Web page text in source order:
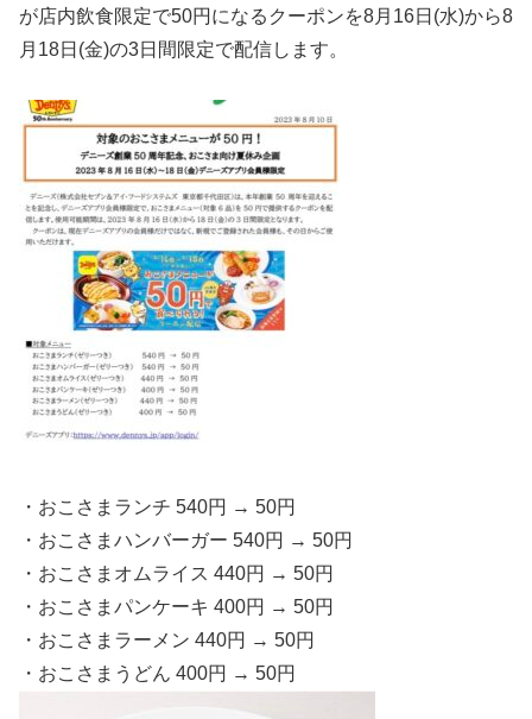
が店内飲食限定で50円になるクーポンを8月16日(水)から8
月18日(金)の3日間限定で配信します。
・おこさまランチ 540円 → 50円
・おこさまハンバーガー 540円 → 50円
・おこさまオムライス 440円 → 50円
・おこさまパンケーキ 400円 → 50円
・おこさまラーメン 440円 → 50円
・おこさまうどん 400円 → 50円